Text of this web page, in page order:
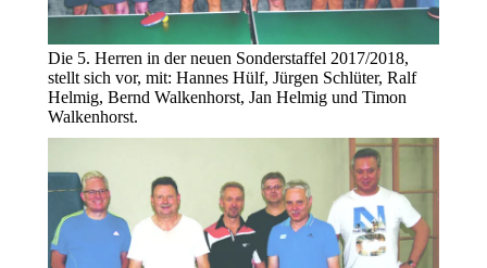
Die 5. Herren in der neuen Sonderstaffel 2017/2018,
stellt sich vor, mit: Hannes Hülf, Jürgen Schlüter, Ralf
Helmig, Bernd Walkenhorst, Jan Helmig und Timon
Walkenhorst.